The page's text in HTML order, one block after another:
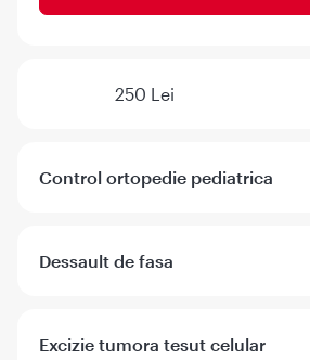
250 Lei
Control ortopedie pediatrica
Dessault de fasa
Excizie tumora tesut celular